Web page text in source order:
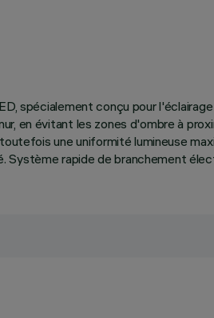
spécialement conçu pour
en évitant les zones d'ombre à
une uniformité lumineuse
Système rapide de branchement